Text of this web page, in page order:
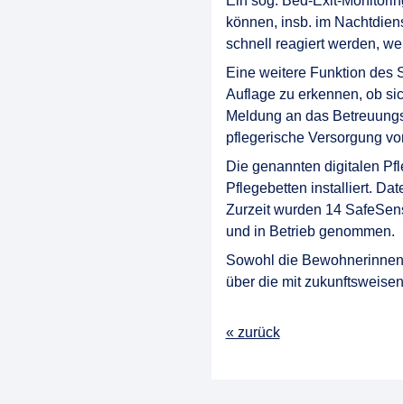
können, insb. im
schnell reagiert werden,
Eine weitere Funktion des
Auflage zu erkennen, ob
Meldung an das
pflegerische Versorgung
Die genannten digitalen
Pflegebetten installiert.
Zurzeit wurden 14
und in Betrieb genommen.
Sowohl die
über die mit
« zurück